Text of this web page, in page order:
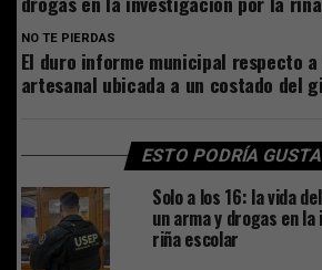
NO TE PIERDAS
El duro informe municipal respecto
artesanal ubicada a un costado del
ESTO PODRÍA
Solo a los 16: la vida
un arma y drogas en
riña escolar